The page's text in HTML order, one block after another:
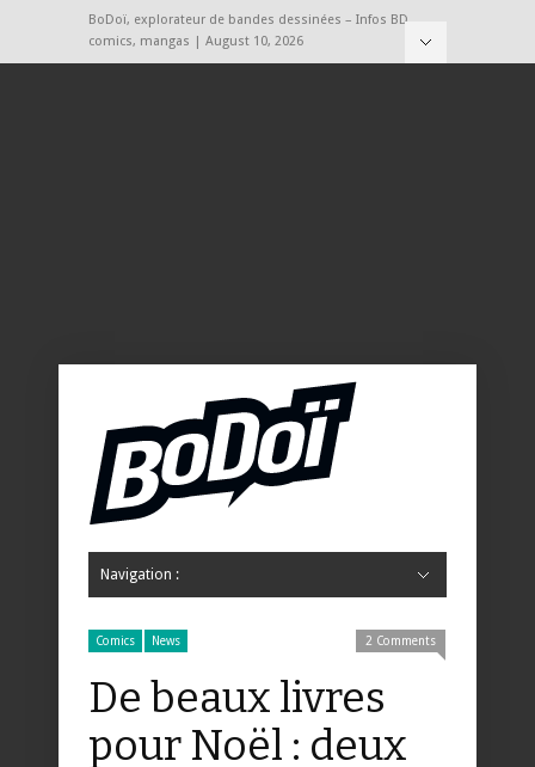
BoDoï, explorateur de bandes dessinées – Infos BD,
comics, mangas | August 10, 2026
Navigation :
Comics News 2 Comments
De beaux livres
pour Noël : deux